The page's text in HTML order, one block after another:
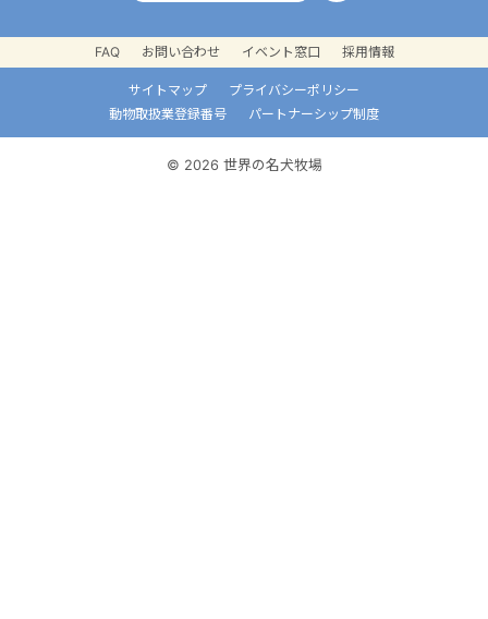
FAQ お問い合わせ イベント窓口 採用情報
サイトマップ
プライバシーポリシー
動物取扱業登録番号
パートナーシップ制度
© 2026 世界の名犬牧場